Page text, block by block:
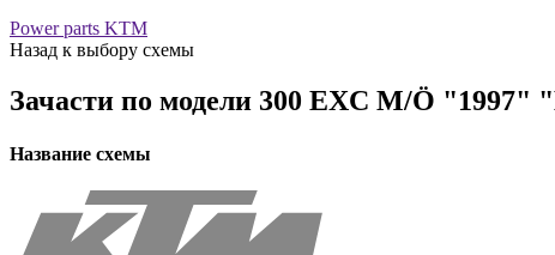
Power parts KTM
Назад к выбору схемы
Зачасти по модели 300 EXC M/Ö "1997"
Название схемы